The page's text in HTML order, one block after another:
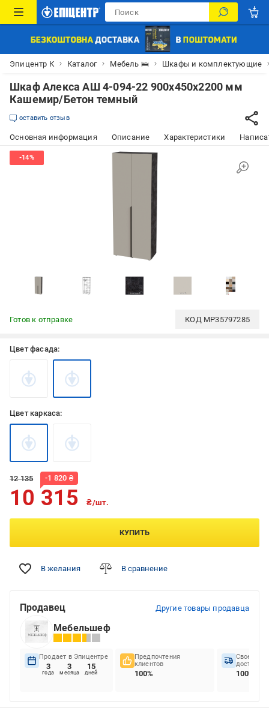
Эпицентр К Каталог Мебель 🛌 Шкафы и комплектующие
Шкаф Алекса АШ 4-094-22 900х450х2200 мм
Кашемир/Бетон темный
оставить отзыв
Основная информация Описание Характеристики
Готов к отправке КОД MP35797285
Цвет фасада:
Цвет каркаса:
12 135 -1 820 ₴
10 315 ₴/шт.
КУПИТЬ
В желания В сравнение
Продавец Другие товары продавца
Мебельшеф
Продает в Эпицентре
3
года
3
месяца
15
дней
Предпочтения
клиентов
100%
доставок
100%